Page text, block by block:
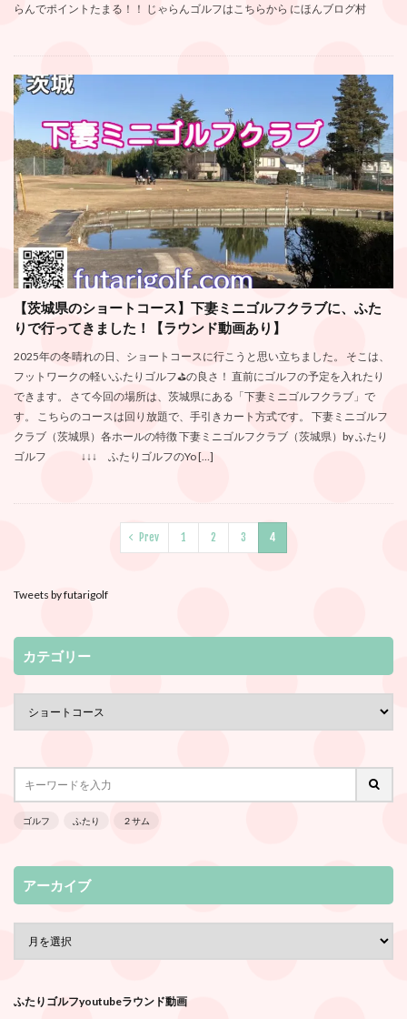
らんでポイントたまる！！ じゃらんゴルフはこちらから にほんブログ村
【茨城県のショートコース】下妻ミニゴルフクラブに、ふた
りで行ってきました！【ラウンド動画あり】
2025年の冬晴れの日、ショートコースに行こうと思い立ちました。 そこは、
フットワークの軽いふたりゴルフ⛳️の良さ！ 直前にゴルフの予定を入れたり
できます。 さて今回の場所は、茨城県にある「下妻ミニゴルフクラブ」で
す。 こちらのコースは回り放題で、手引きカート方式です。 下妻ミニゴルフ
クラブ（茨城県）各ホールの特徴 下妻ミニゴルフクラブ（茨城県）by ふたり
ゴルフ ↓↓↓ ふたりゴルフのYo […]
Prev 1 2 3 4
Tweets by futarigolf
カテゴリー
ゴルフ ふたり ２サム
アーカイブ
ふたりゴルフyoutubeラウンド動画